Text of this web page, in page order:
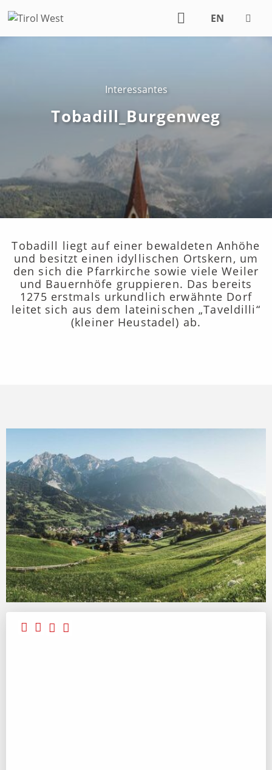
EN
Interessantes
Tobadill_Burgenweg
Tobadill liegt auf einer bewaldeten Anhöhe
und besitzt einen idyllischen Ortskern, um
den sich die Pfarrkirche sowie viele Weiler
und Bauernhöfe gruppieren. Das bereits
1275 erstmals urkundlich erwähnte Dorf
leitet sich aus dem lateinischen „Taveldilli“
(kleiner Heustadel) ab.